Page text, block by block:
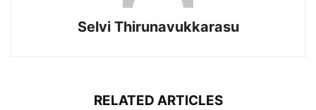
Selvi Thirunavukkarasu
RELATED ARTICLES